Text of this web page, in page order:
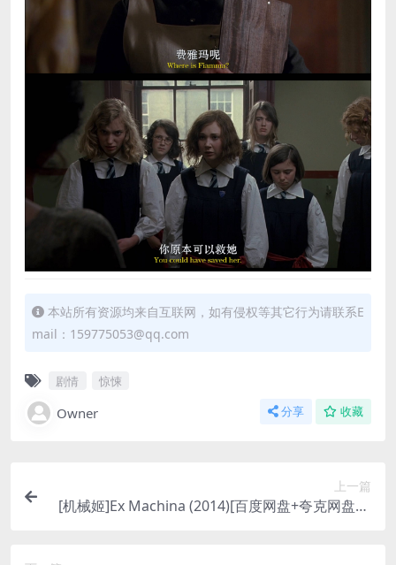
本站所有资源均来自互联网，如有侵权等其它行为请联系E
mail：159775053@qq.com
剧情 惊悚
Owner 分享 收藏
上一篇
[机械姬]Ex Machina (2014)[百度网盘+夸克网盘10